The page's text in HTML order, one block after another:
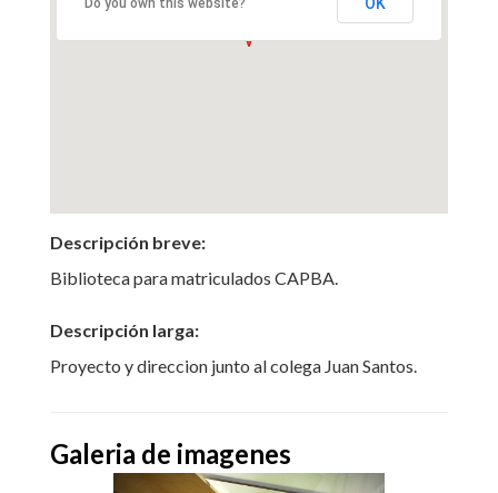
Do you own this website?
Descripción breve:
Biblioteca para matriculados CAPBA.
Descripción larga:
Proyecto y direccion junto al colega Juan Santos.
Galeria de imagenes